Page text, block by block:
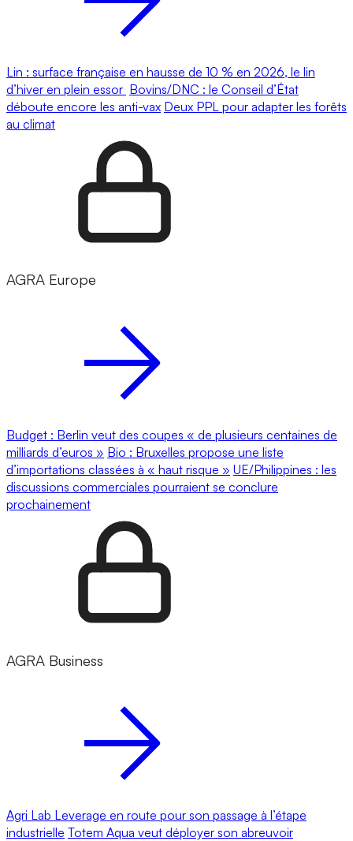
Lin : surface française en hausse de 10 % en 2026, le lin
d’hiver en plein essor Bovins/DNC : le Conseil d’État
déboute encore les anti-vax Deux PPL pour adapter les forêts
au climat
AGRA Europe
Budget : Berlin veut des coupes « de plusieurs centaines de
milliards d’euros » Bio : Bruxelles propose une liste
d’importations classées à « haut risque » UE/Philippines : les
discussions commerciales pourraient se conclure
prochainement
AGRA Business
Agri Lab Leverage en route pour son passage à l’étape
industrielle Totem Aqua veut déployer son abreuvoir